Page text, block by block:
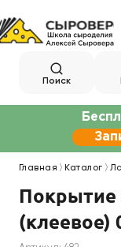
Поиск
Главная Каталог
Покрытие
(клеевое)